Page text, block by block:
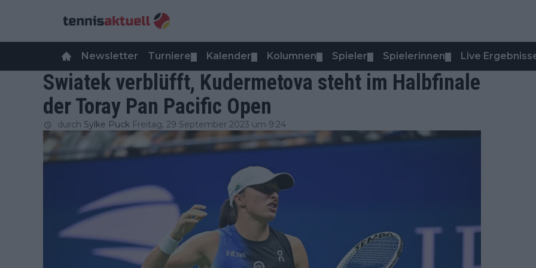
Newsletter Turniere Kalender Kolumnen Spieler Spielerinnen Live
Swiatek verblüfft, Kudermetova steht im Halbfinale
der Toray Pan Pacific Open
durch Sylke Puck Freitag, 29 September 2023 um 9:24